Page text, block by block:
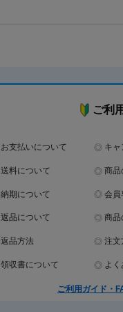
ご利
お支払いについて キャ
送料について 商品
納期について 会員
返品について 商品
返品方法 注文
領収書について よく
ご利用ガイド・